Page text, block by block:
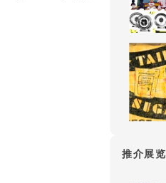
推介展览